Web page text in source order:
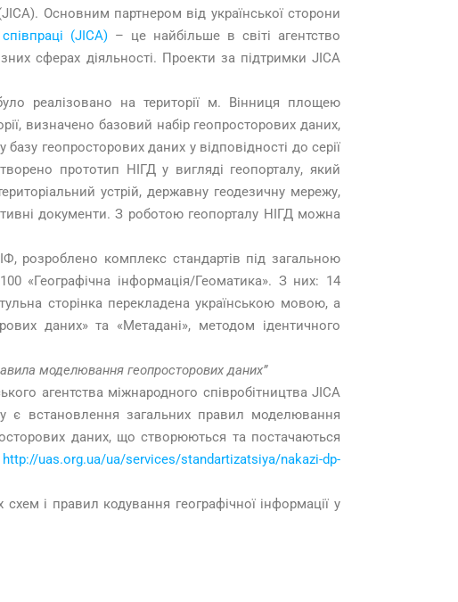
Основним партнером від української сторони
(JICA)– це найбільше в світі агентство
сферах діяльності. Проекти за підтримки JICA
реалізовано на території м. Вінниця площею
визначено базовий набір геопросторових даних,
геопросторових даних у відповідності до серії
прототип НІГД у вигляді геопорталу, який
устрій, державну геодезичну мережу,
документи. З роботою геопорталу НІГД можна
розроблено комплекс стандартів під загальною
«Географічна інформація/Геоматика». З них: 14
сторінка перекладена українською мовою, а
даних» та «Метадані», методом ідентичного
моделювання геопросторових даних”
агентства міжнародного співробітництва JICA
є встановлення загальних правил моделювання
даних, що створюються та постачаються
http://uas.org.ua/ua/services/standartizatsiya/nakazi-dp-
і правил кодування географічної інформації у